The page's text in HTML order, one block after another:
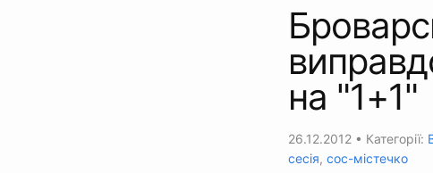
на "1+1"
26.12.2012 • Категорії:
сесія, сос-містечко